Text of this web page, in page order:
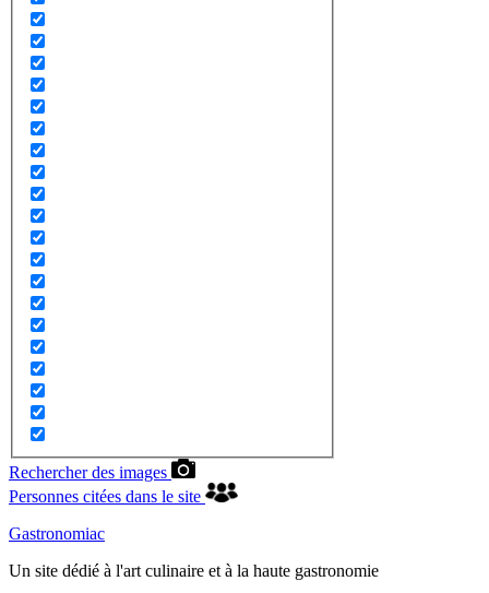
Rechercher des images
Personnes citées dans le site
Gastronomiac
Un site dédié à l'art culinaire et à la haute gastronomie